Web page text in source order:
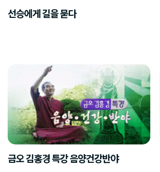
선승에게 길을 묻다
금오 김홍경 특강 음양건강반야